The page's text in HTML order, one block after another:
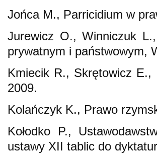
Jońca M., Parricidium w
Jurewicz O., Winniczuk
prywatnym i państwowym,
Kmiecik R., Skrętowicz E.,
2009.
Kolańczyk K., Prawo
Kołodko P.,
ustawy XII tablic do